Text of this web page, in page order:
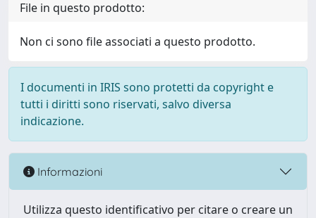
File in questo prodotto:
Non ci sono file associati a questo prodotto.
I documenti in IRIS sono protetti da copyright e
tutti i diritti sono riservati, salvo diversa
indicazione.
Informazioni
Utilizza questo identificativo per citare o creare un